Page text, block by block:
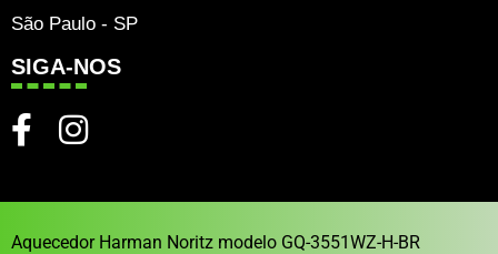
São Paulo - SP
SIGA-NOS
Aquecedor Harman Noritz modelo GQ-3551WZ-H-BR